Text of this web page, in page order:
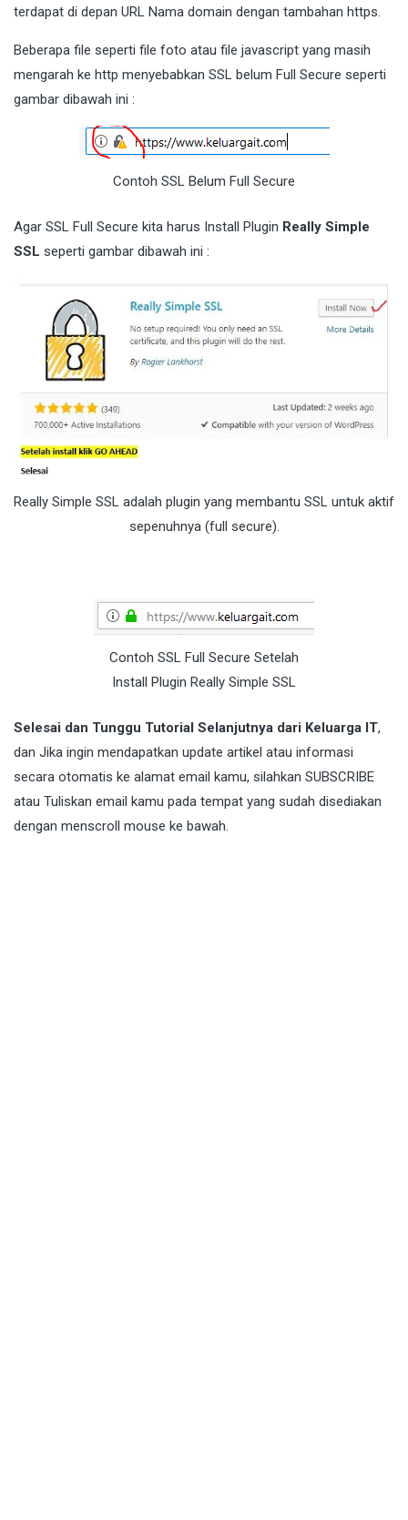
terdapat di depan URL Nama domain dengan tambahan https.
Beberapa file seperti file foto atau file javascript yang masih
mengarah ke http menyebabkan SSL belum Full Secure seperti
gambar dibawah ini :
Contoh SSL Belum Full Secure
Agar SSL Full Secure kita harus Install Plugin Really Simple
SSL seperti gambar dibawah ini :
Really Simple SSL adalah plugin yang membantu SSL untuk aktif
sepenuhnya (full secure).
Contoh SSL Full Secure Setelah
Install Plugin Really Simple SSL
Selesai dan Tunggu Tutorial Selanjutnya dari Keluarga IT,
dan Jika ingin mendapatkan update artikel atau informasi
secara otomatis ke alamat email kamu, silahkan SUBSCRIBE
atau Tuliskan email kamu pada tempat yang sudah disediakan
dengan menscroll mouse ke bawah.